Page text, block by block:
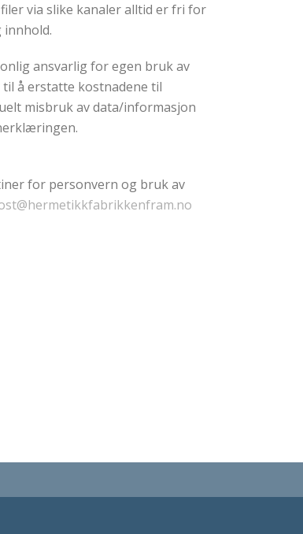
via slike kanaler alltid er fri for
innhold.
ansvarlig for egen bruk av
å erstatte kostnadene til
misbruk av data/informasjon
for personvern og bruk av